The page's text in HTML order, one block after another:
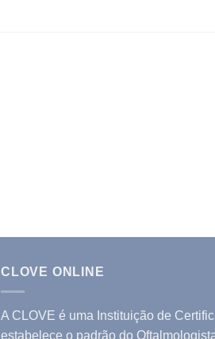
CLOVE ONLINE
A CLOVE é uma Instituição de
estabelece o padrão do